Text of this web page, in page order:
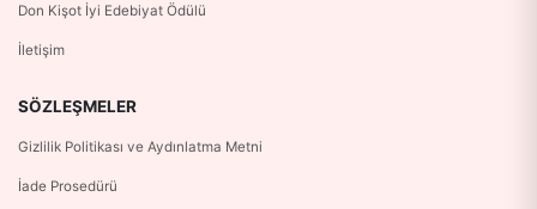
Don Kişot İyi Edebiyat Ödülü
İletişim
SÖZLEŞMELER
Gizlilik Politikası ve Aydınlatma Metni
İade Prosedürü